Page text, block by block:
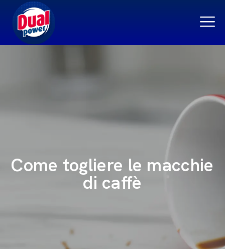
Come togliere le macchie
di caffè